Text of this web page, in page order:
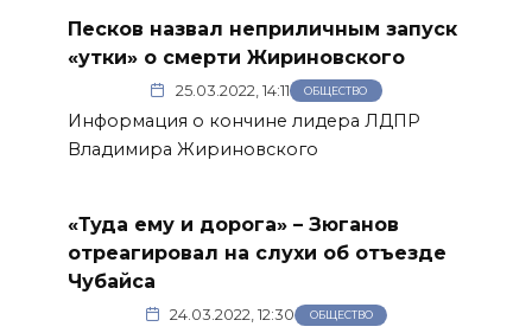
Песков назвал неприличным запуск
«утки» о смерти Жириновского
25.03.2022, 14:11 ОБЩЕСТВО
Информация о кончине лидера ЛДПР
Владимира Жириновского
«Туда ему и дорога» – Зюганов
отреагировал на слухи об отъезде
Чубайса
24.03.2022, 12:30 ОБЩЕСТВО